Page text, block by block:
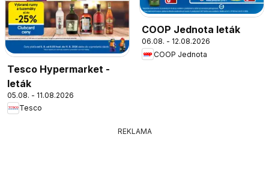
Tesco Hypermarket -
leták
05.08. - 11.08.2026
Tesco
COOP Jednota leták
06.08. - 12.08.2026
COOP Jednota
REKLAMA